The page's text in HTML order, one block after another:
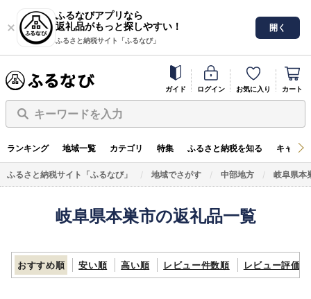
ふるなびアプリなら
返礼品がもっと探しやすい！
ふるさと納税サイト「ふるなび」
開く
ガイド ログイン お気に入り カート
キーワードを入力
ランキング 地域一覧 カテゴリ 特集 ふるさと納税を知る キャン
ふるさと納税サイト「ふるなび」 地域でさがす 中部地方 岐阜県本
岐阜県本巣市の返礼品一覧
おすすめ順 安い順 高い順 レビュー件数順 レビュー評価順